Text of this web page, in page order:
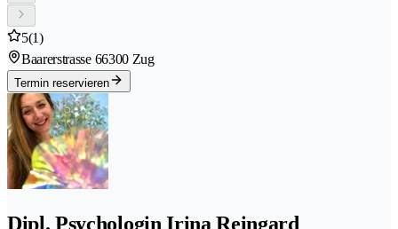
5(1)
Baarerstrasse 66300 Zug
Termin reservieren
Dipl. Psychologin Irina Reingard